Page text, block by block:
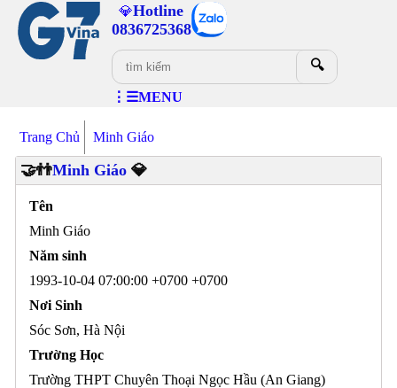
💎Hotline
0836725368
🔍
⋮☰MENU
Trang Chủ Minh Giáo
🤝👬Minh Giáo💎
Tên
Minh Giáo
Năm sinh
1993-10-04 07:00:00 +0700 +0700
Nơi Sinh
Sóc Sơn, Hà Nội
Trường Học
Trường THPT Chuyên Thoại Ngọc Hầu (An Giang)